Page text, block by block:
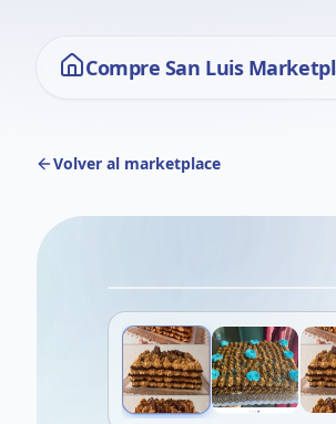
Compre San Luis
Volver al marketplace